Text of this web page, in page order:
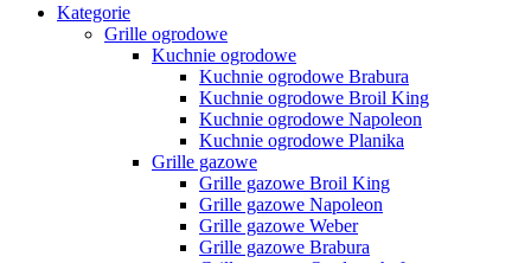
Kategorie
Grille ogrodowe
Kuchnie ogrodowe
Kuchnie ogrodowe Brabura
Kuchnie ogrodowe Broil King
Kuchnie ogrodowe Napoleon
Kuchnie ogrodowe Planika
Grille gazowe
Grille gazowe Broil King
Grille gazowe Napoleon
Grille gazowe Weber
Grille gazowe Brabura